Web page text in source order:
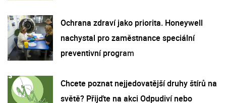
Ochrana zdraví jako priorita. Honeywell
nachystal pro zaměstnance speciální
preventivní program
Chcete poznat nejjedovatější druhy štírů na
světě? Přijďte na akci Odpudiví nebo